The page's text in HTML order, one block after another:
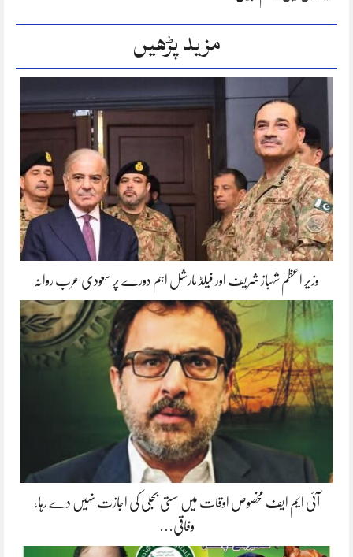
مزید پڑھیں
وزیر اعظم شہباز شریف اور فیلڈ مارشل اہم دورے پر سعودی عرب روانہ
آئی ایم ایف مخصوص اوقات میں سستی بجلی کی اجازت نہیں دے رہا،
وفاقی…